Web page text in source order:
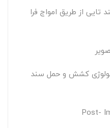
از طریق امواج فرا
کشش و حمل سند